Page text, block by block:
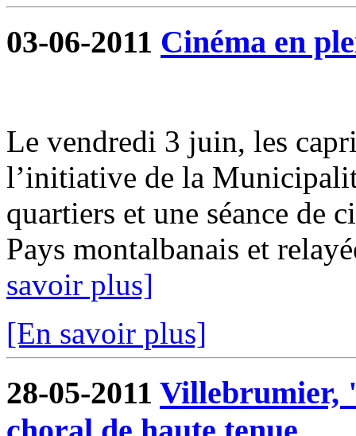
03-06-2011 Cinéma en
Le vendredi 3 juin, les
l’initiative de la
quartiers et une séance de
Pays montalbanais et
savoir plus]
[En savoir plus]
28-05-2011 Villebrumier,